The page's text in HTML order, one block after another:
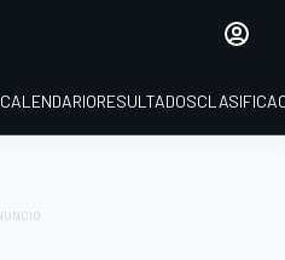
CALENDARIORESULTADOS